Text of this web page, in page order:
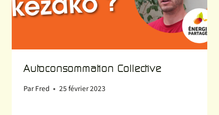
Autoconsommation Collective
Par Fred 25 février 2023